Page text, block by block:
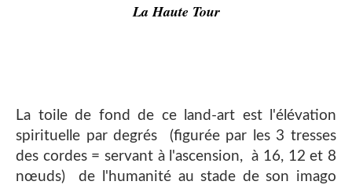
La Haute Tour
La toile de fond de ce land-art est l'élévation
spirituelle par degrés (figurée par les 3 tresses
des cordes = servant à l'ascension, à 16, 12 et 8
nœuds) de l'humanité au stade de son imago